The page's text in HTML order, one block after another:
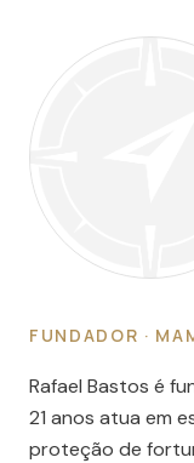
FUNDADOR ·
Rafael Bastos é
21 anos atua em
proteção de